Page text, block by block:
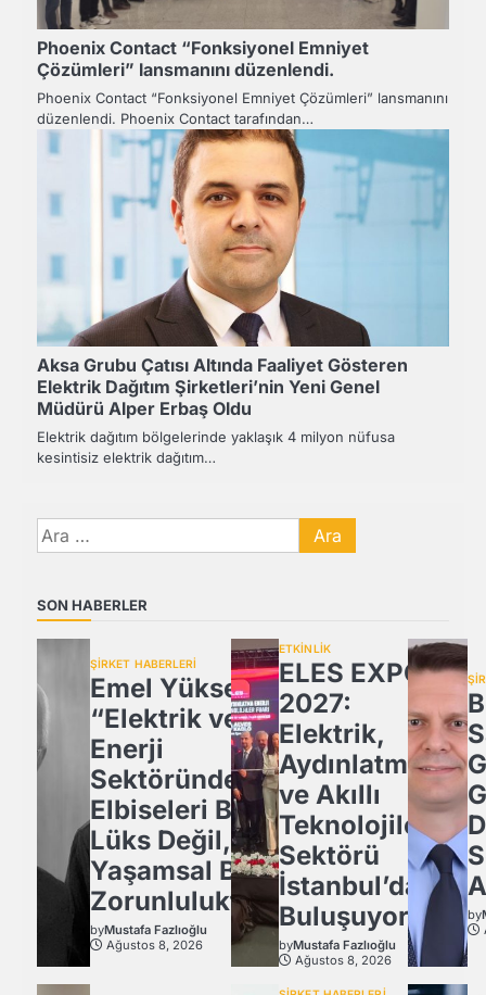
Phoenix Contact “Fonksiyonel Emniyet
Çözümleri” lansmanını düzenlendi.
Phoenix Contact “Fonksiyonel Emniyet Çözümleri” lansmanını
düzenlendi. Phoenix Contact tarafından…
Aksa Grubu Çatısı Altında Faaliyet Gösteren
Elektrik Dağıtım Şirketleri’nin Yeni Genel
Müdürü Alper Erbaş Oldu
Elektrik dağıtım bölgelerinde yaklaşık 4 milyon nüfusa
kesintisiz elektrik dağıtım…
Arama:
SON HABERLER
ŞİRKET HABERLERİ
Emel Yüksel:
“Elektrik ve
Enerji
Sektöründe İş
Elbiseleri Bir
Lüks Değil,
Yaşamsal Bir
Zorunluluktur
byMustafa Fazlıoğlu
Ağustos 8, 2026
ETKİNLİK
ELES EXPO
2027:
Elektrik,
Aydınlatma
ve Akıllı
Teknolojiler
Sektörü
İstanbul’da
Buluşuyor!
byMustafa Fazlıoğlu
Ağustos 8, 2026
by